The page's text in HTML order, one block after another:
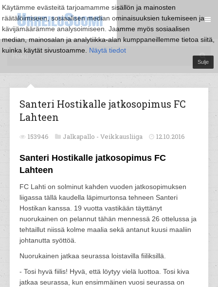
Käytämme evästeitä tarjoamamme sisällön ja mainosten
räätälöimiseen, sosiaalisen median ominaisuuksien tukemiseen ja
kävijämäärämme analysoimiseen. Jaamme myös sosiaalisen
median, mainosalan ja analytiikka-alan kumppaneillemme tietoa siitä,
kuinka käytät sivustoamme. Näytä tiedot
Sulje
Santeri Hostikalle jatkosopimus FC
Lahteen
153946 Jalkapallo - Veikkausliiga 12.10.2016
Santeri Hostikalle jatkosopimus FC
Lahteen
FC Lahti on solminut kahden vuoden jatkosopimuksen
liigassa tällä kaudella läpimurtonsa tehneen Santeri
Hostikan kanssa. 19 vuotta vastikään täyttänyt
nuorukainen on pelannut tähän mennessä 26 ottelussa ja
tehtaillut niissä kolme maalia sekä antanut kuusi maaliin
johtanutta syöttöä.
Nuorukainen jatkaa seurassa loistavilla fiiliksillä.
- Tosi hyvä fiilis! Hyvä, että löytyy vielä luottoa. Tosi kiva
jatkaa seurassa, kun ensimmäinen vuosi seurassa on